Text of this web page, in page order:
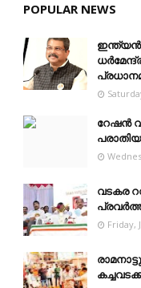
POPULAR NEWS
ഇന്ത്യൻ
റേഷൻ
വടകര
Friday,